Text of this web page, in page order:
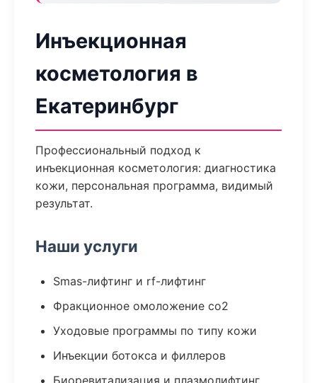
Инъекционная
косметология в
Екатеринбург
Профессиональный подход к
инъекционная косметология: диагностика
кожи, персональная программа, видимый
результат.
Наши услуги
Smas-лифтинг и rf-лифтинг
Фракционное омоложение co2
Уходовые программы по типу кожи
Инъекции ботокса и филлеров
Биоревитализация и плазмолифтинг